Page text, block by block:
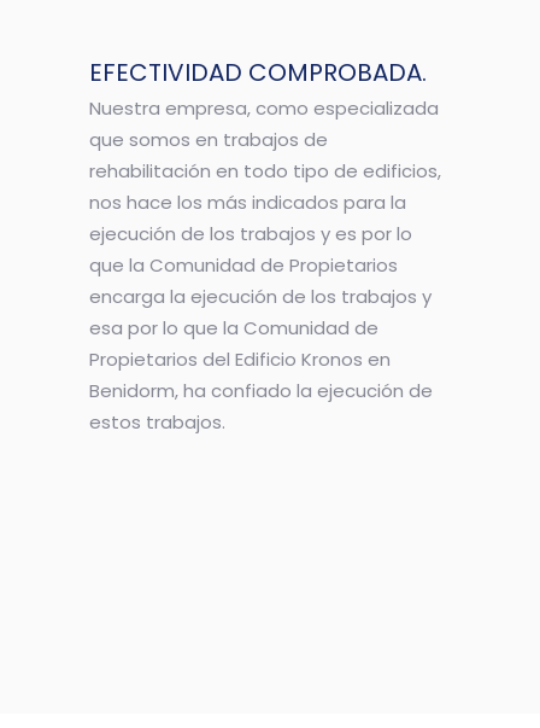
EFECTIVIDAD COMPROBADA.
Nuestra empresa, como especializada
que somos en trabajos de
rehabilitación en todo tipo de edificios,
nos hace los más indicados para la
ejecución de los trabajos y es por lo
que la Comunidad de Propietarios
encarga la ejecución de los trabajos y
esa por lo que la Comunidad de
Propietarios del Edificio Kronos en
Benidorm, ha confiado la ejecución de
estos trabajos.